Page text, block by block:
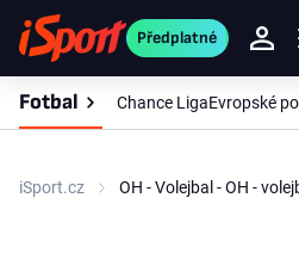
Předplatné
Fotbal Chance LigaEvropské
iSport.cz OH - Volejbal - OH -